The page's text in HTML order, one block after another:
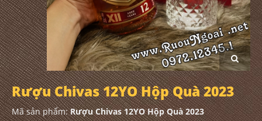
Rượu Chivas 12YO Hộp Quà 2023
Mã sản phẩm:Rượu Chivas 12YO Hộp Quà 2023